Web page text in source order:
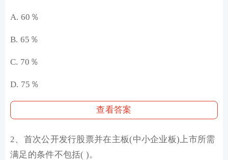
A. 60％
B. 65％
C. 70％
D. 75％
查看答案
2、首次公开发行股票并在主板(中小企业板)上市所需
满足的条件不包括( )。